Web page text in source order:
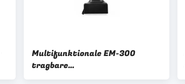
Multifunktionale EM-300
tragbare
Knochenbohrmaschine